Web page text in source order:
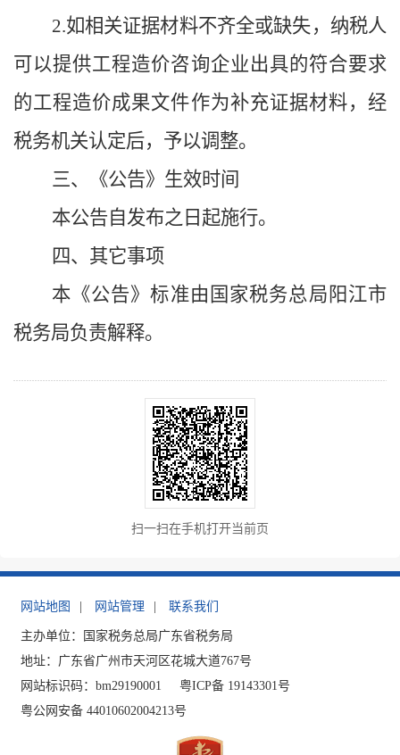
2.如相关证据材料不齐全或缺失，纳税人
可以提供工程造价咨询企业出具的符合要求
的工程造价成果文件作为补充证据材料，经
税务机关认定后，予以调整。
三、《公告》生效时间
本公告自发布之日起施行。
四、其它事项
本《公告》标准由国家税务总局阳江市
税务局负责解释。
扫一扫在手机打开当前页
网站地图 网站管理 联系我们
主办单位：国家税务总局广东省税务局
地址：广东省广州市天河区花城大道767号
网站标识码：bm29190001
粤ICP备 19143301号
粤公网安备 44010602004213号